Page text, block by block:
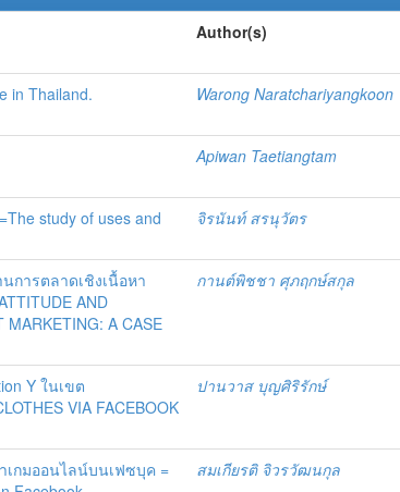
Author(s)
in Thailand. Warong Naratchariyangkoon
Apiwan Taetiangtam
study of uses and
จิรนันท์ สรนุวัตร
ารตลาดเชิงเนื้อหา
AND
MARKETING: A CASE
กานต์พิชชา ศุภฤกษ์สกุล
Y ในเขต
VIA FACEBOOK
ปานวาส บุญศิริรักษ์
เกมออนไลน์บนเฟซบุค =
สมเกียรติ จิวรวัฒนกุล